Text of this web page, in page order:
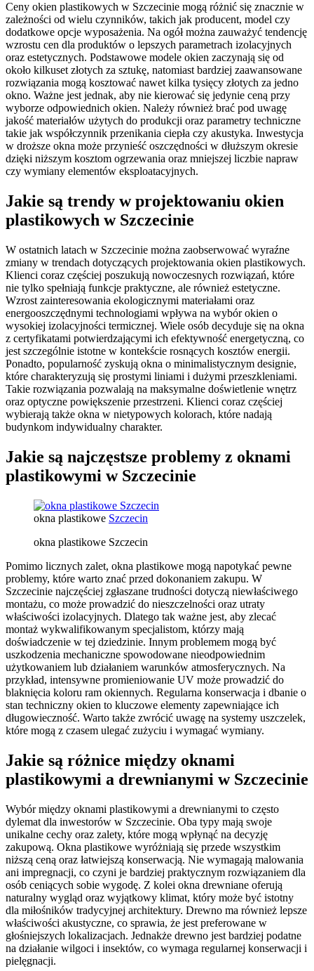
Ceny okien plastikowych w Szczecinie mogą różnić się znacznie w
zależności od wielu czynników, takich jak producent, model czy
dodatkowe opcje wyposażenia. Na ogół można zauważyć tendencję
wzrostu cen dla produktów o lepszych parametrach izolacyjnych
oraz estetycznych. Podstawowe modele okien zaczynają się od
około kilkuset złotych za sztukę, natomiast bardziej zaawansowane
rozwiązania mogą kosztować nawet kilka tysięcy złotych za jedno
okno. Ważne jest jednak, aby nie kierować się jedynie ceną przy
wyborze odpowiednich okien. Należy również brać pod uwagę
jakość materiałów użytych do produkcji oraz parametry techniczne
takie jak współczynnik przenikania ciepła czy akustyka. Inwestycja
w droższe okna może przynieść oszczędności w dłuższym okresie
dzięki niższym kosztom ogrzewania oraz mniejszej liczbie napraw
czy wymiany elementów eksploatacyjnych.
Jakie są trendy w projektowaniu okien
plastikowych w Szczecinie
W ostatnich latach w Szczecinie można zaobserwować wyraźne
zmiany w trendach dotyczących projektowania okien plastikowych.
Klienci coraz częściej poszukują nowoczesnych rozwiązań, które
nie tylko spełniają funkcje praktyczne, ale również estetyczne.
Wzrost zainteresowania ekologicznymi materiałami oraz
energooszczędnymi technologiami wpływa na wybór okien o
wysokiej izolacyjności termicznej. Wiele osób decyduje się na okna
z certyfikatami potwierdzającymi ich efektywność energetyczną, co
jest szczególnie istotne w kontekście rosnących kosztów energii.
Ponadto, popularność zyskują okna o minimalistycznym designie,
które charakteryzują się prostymi liniami i dużymi przeszkleniami.
Takie rozwiązania pozwalają na maksymalne doświetlenie wnętrz
oraz optyczne powiększenie przestrzeni. Klienci coraz częściej
wybierają także okna w nietypowych kolorach, które nadają
budynkom indywidualny charakter.
Jakie są najczęstsze problemy z oknami
plastikowymi w Szczecinie
okna plastikowe Szczecin
okna plastikowe Szczecin
Pomimo licznych zalet, okna plastikowe mogą napotykać pewne
problemy, które warto znać przed dokonaniem zakupu. W
Szczecinie najczęściej zgłaszane trudności dotyczą niewłaściwego
montażu, co może prowadzić do nieszczelności oraz utraty
właściwości izolacyjnych. Dlatego tak ważne jest, aby zlecać
montaż wykwalifikowanym specjalistom, którzy mają
doświadczenie w tej dziedzinie. Innym problemem mogą być
uszkodzenia mechaniczne spowodowane nieodpowiednim
użytkowaniem lub działaniem warunków atmosferycznych. Na
przykład, intensywne promieniowanie UV może prowadzić do
blaknięcia koloru ram okiennych. Regularna konserwacja i dbanie o
stan techniczny okien to kluczowe elementy zapewniające ich
długowieczność. Warto także zwrócić uwagę na systemy uszczelek,
które mogą z czasem ulegać zużyciu i wymagać wymiany.
Jakie są różnice między oknami
plastikowymi a drewnianymi w Szczecinie
Wybór między oknami plastikowymi a drewnianymi to często
dylemat dla inwestorów w Szczecinie. Oba typy mają swoje
unikalne cechy oraz zalety, które mogą wpłynąć na decyzję
zakupową. Okna plastikowe wyróżniają się przede wszystkim
niższą ceną oraz łatwiejszą konserwacją. Nie wymagają malowania
ani impregnacji, co czyni je bardziej praktycznym rozwiązaniem dla
osób ceniących sobie wygodę. Z kolei okna drewniane oferują
naturalny wygląd oraz wyjątkowy klimat, który może być istotny
dla miłośników tradycyjnej architektury. Drewno ma również lepsze
właściwości akustyczne, co sprawia, że jest preferowane w
głośniejszych lokalizacjach. Jednakże drewno jest bardziej podatne
na działanie wilgoci i insektów, co wymaga regularnej konserwacji i
pielęgnacji.